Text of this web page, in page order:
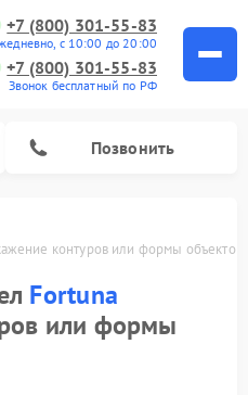
+7 (800) 301-55-83
с 10:00 до 20:00
+7 (800) 301-55-83
Звонок бесплатный по РФ
Позвонить
контуров или формы объектов
Fortuna
или формы